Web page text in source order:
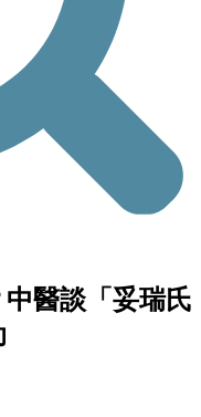
醫談「妥瑞氏